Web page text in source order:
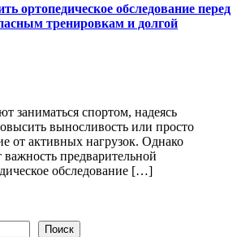
ортопедическое обследование перед
тренировкам и долгой
заниматься спортом, надеясь
выносливость или просто
от активных нагрузок. Однако
предварительной
обследование […]
Поиск